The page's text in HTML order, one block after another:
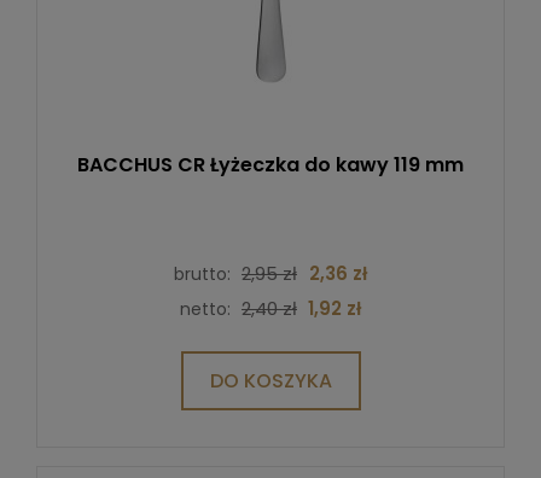
BACCHUS CR Łyżeczka do kawy 119 mm
brutto: 2,95 zł 2,36 zł
netto: 2,40 zł 1,92 zł
DO KOSZYKA